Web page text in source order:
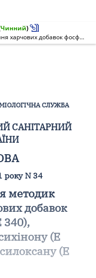
Чинний)
Про погодження методик визначення харчових добавок фосфатів (E 340), третбутилгідроксихінону (E 319), полідиметилсилоксану (E 900)
СЛУЖБА
САНІТАРНИЙ
року N 34
методик
добавок
340),
(E
(E